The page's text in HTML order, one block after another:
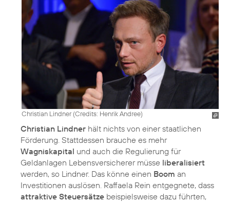
Christian Lindner (Credits: Henrik Andree)
Christian Lindner hält nichts von einer staatlichen
Förderung. Stattdessen brauche es mehr
Wagniskapital und auch die Regulierung für
Geldanlagen Lebensversicherer müsse liberalisiert
werden, so Lindner. Das könne einen Boom an
Investitionen auslösen. Raffaela Rein entgegnete, dass
attraktive Steuersätze beispielsweise dazu führten,